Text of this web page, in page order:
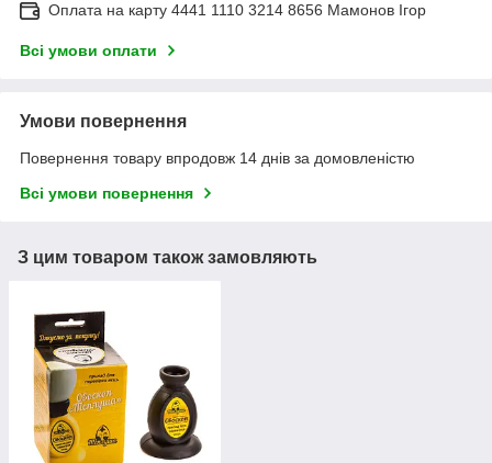
Оплата на карту 4441 1110 3214 8656 Мамонов Ігор
Всі умови оплати
Умови повернення
Повернення товару впродовж 14 днів за домовленістю
Всі умови повернення
З цим товаром також замовляють